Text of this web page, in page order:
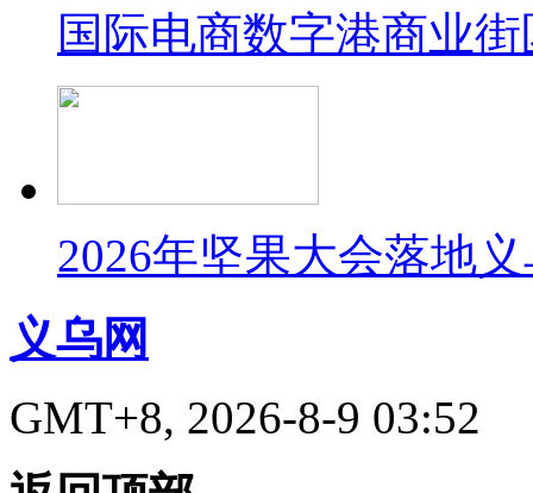
国际电商数字港商业
2026年坚果大会落地
义乌网
GMT+8, 2026-8-9 03:52